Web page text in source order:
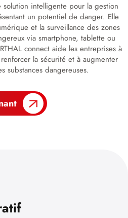
solution intelligente pour la gestion
un potentiel de danger. Elle
et la surveillance des zones
via smartphone, tablette ou
connect aide les entreprises à
la sécurité et à augmenter
substances dangereuses.